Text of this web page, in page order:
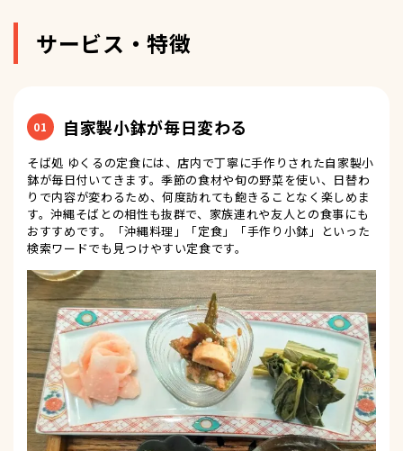
サービス・特徴
01 自家製小鉢が毎日変わる
そば処 ゆくるの定食には、店内で丁寧に手作りされた自家製小
鉢が毎日付いてきます。季節の食材や旬の野菜を使い、日替わ
りで内容が変わるため、何度訪れても飽きることなく楽しめま
す。沖縄そばとの相性も抜群で、家族連れや友人との食事にも
おすすめです。「沖縄料理」「定食」「手作り小鉢」といった
検索ワードでも見つけやすい定食です。